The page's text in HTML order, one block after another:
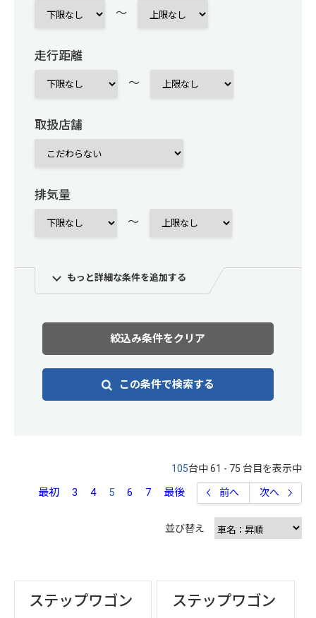
～
走行距離
～
取扱店舗
排気量
～
もっと詳細な条件を追加する
絞込み条件をクリア
この条件で検索する
並び替え
105台中 61 - 75 台目を表示中
最初 3 4 5 6 7 最後 前へ 次へ
ステップワゴン ステップワゴン